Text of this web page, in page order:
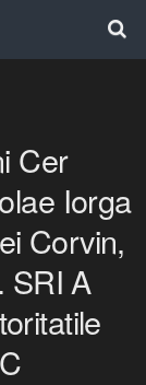
Cer
Iorga
Corvin,
SRI A